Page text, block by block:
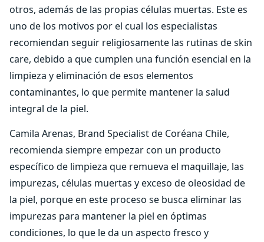
otros, además de las propias células muertas. Este es
uno de los motivos por el cual los especialistas
recomiendan seguir religiosamente las rutinas de skin
care, debido a que cumplen una función esencial en la
limpieza y eliminación de esos elementos
contaminantes, lo que permite mantener la salud
integral de la piel.
Camila Arenas, Brand Specialist de Coréana Chile,
recomienda siempre empezar con un producto
específico de limpieza que remueva el maquillaje, las
impurezas, células muertas y exceso de oleosidad de
la piel, porque en este proceso se busca eliminar las
impurezas para mantener la piel en óptimas
condiciones, lo que le da un aspecto fresco y